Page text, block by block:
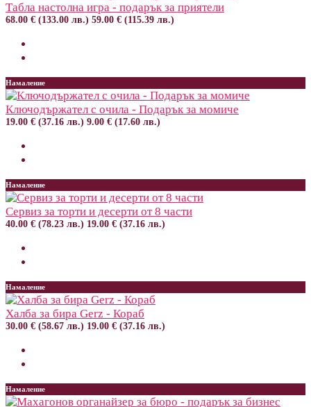
Табла настолна игра - подарък за приятели
68.00 € (133.00 лв.) 59.00 € (115.39 лв.)
Намаление
Ключодържател с очила - Подарък за момиче
19.00 € (37.16 лв.) 9.00 € (17.60 лв.)
Намаление
Сервиз за торти и десерти от 8 части
40.00 € (78.23 лв.) 19.00 € (37.16 лв.)
Намаление
Халба за бира Gerz - Кораб
30.00 € (58.67 лв.) 19.00 € (37.16 лв.)
Намаление